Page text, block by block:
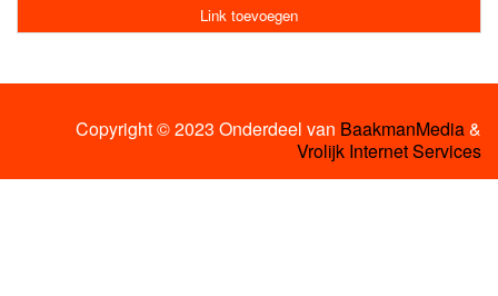
Link toevoegen
Copyright © 2023 Onderdeel van BaakmanMedia&
Vrolijk Internet Services